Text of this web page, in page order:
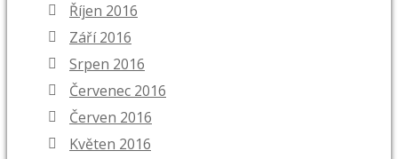
Říjen 2016
Září 2016
Srpen 2016
Červenec 2016
Červen 2016
Květen 2016